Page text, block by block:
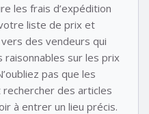
les frais d’expédition
liste de prix et
des vendeurs qui
sur les prix
pas que les
des articles
à entrer un lieu précis.